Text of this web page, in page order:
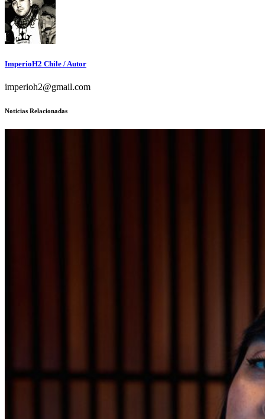
ImperioH2 Chile / Autor
imperioh2@gmail.com
Noticias Relacionadas